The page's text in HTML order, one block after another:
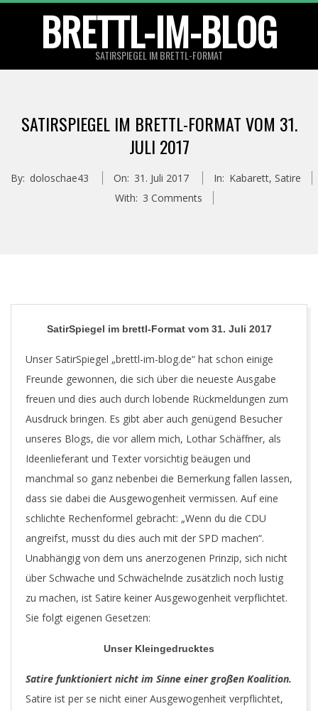
BRETTL-IM-BLOG
SATIRSPIEGEL IM BRETTL-FORMAT
Menu
SATIRSPIEGEL IM BRETTL-FORMAT VOM 31.
JULI 2017
By: doloschae43 On: 31. Juli 2017 In: Kabarett, Satire
With: 3 Comments
SatirSpiegel im brettl-Format vom 31. Juli 2017
Unser SatirSpiegel „brettl-im-blog.de“ hat schon einige
Freunde gewonnen, die sich über die neueste Ausgabe
freuen und dies auch durch lobende Rückmeldungen zum
Ausdruck bringen. Es gibt aber auch genügend Besucher
unseres Blogs, die vor allem mich, Lothar Schäffner, als
Ideenlieferant und Texter vorsichtig beäugen und
manchmal so ganz nebenbei die Bemerkung fallen lassen,
dass sie dabei die Ausgewogenheit vermissen. Auf eine
schlichte Rechenformel gebracht: „Wenn du die CDU
angreifst, musst du dies auch mit der SPD machen“.
Unabhängig von dem uns anerzogenen Prinzip, sich nicht
über Schwache und Schwächelnde zusätzlich noch lustig
zu machen, ist Satire keiner Ausgewogenheit verpflichtet.
Sie folgt eigenen Gesetzen:
Unser Kleingedrucktes
Satire funktioniert nicht im Sinne einer großen Koalition.
Satire ist per se nicht einer Ausgewogenheit verpflichtet,